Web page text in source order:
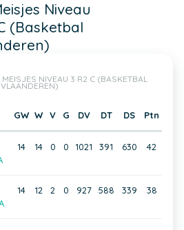
Niveau
(Basketbal
NIVEAU 3 R2 C (BASKETBAL
VLAANDEREN)
GW W V G DV DT DS Ptn
14 14 0 0 1021 391 630 42
14 12 2 0 927 588 339 38